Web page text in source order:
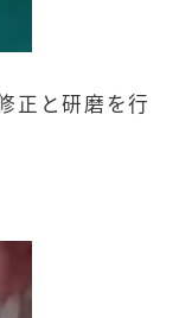
正と研磨を行